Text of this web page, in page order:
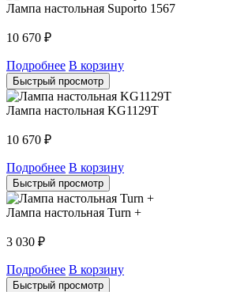
Лампа настольная Suporto 1567
10 670 ₽
Подробнее В корзину
Быстрый просмотр
Лампа настольная KG1129T
10 670 ₽
Подробнее В корзину
Быстрый просмотр
Лампа настольная Turn +
3 030 ₽
Подробнее В корзину
Быстрый просмотр